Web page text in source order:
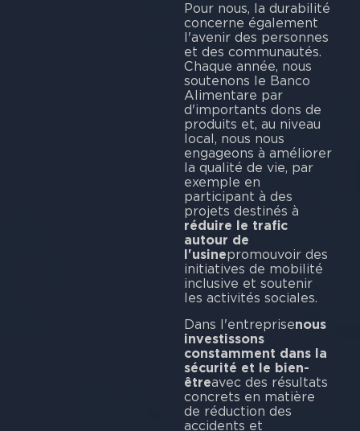
Pour nous, la durabilité
concerne également
l'avenir des personnes
et des communautés.
Chaque année, nous
soutenons le Banco
Alimentare par
d'importants dons de
produits et, au niveau
local, nous nous
engageons à améliorer
la qualité de vie, par
exemple en
participant à des
projets destinés à
réduire le trafic
autour de
l'usinepromouvoir des
initiatives de mobilité
inclusive et soutenir
les activités sociales.
Dans l'entreprisenous
investissons
constamment dans la
sécurité et le bien-
êtreavec des résultats
concrets en matière
de réduction des
accidents et